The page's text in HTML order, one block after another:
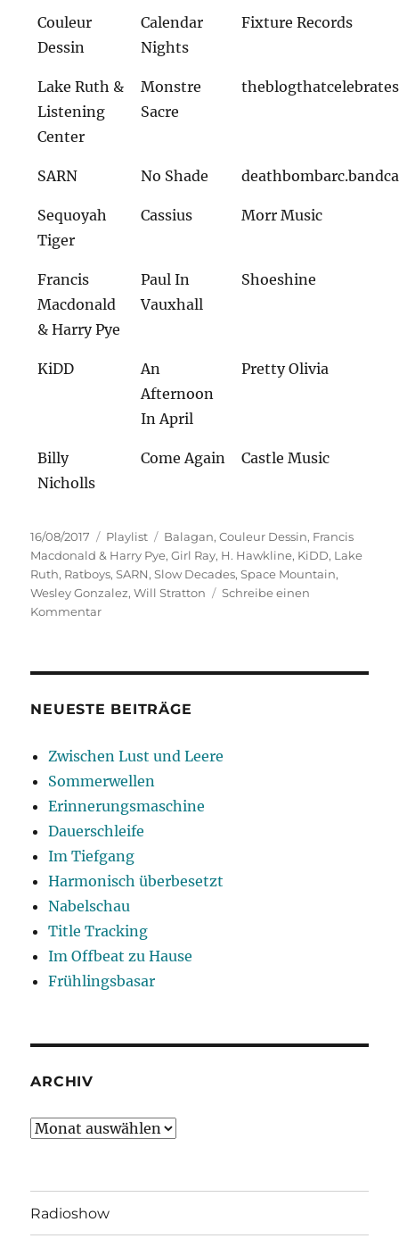
Couleur
Dessin
Calendar
Nights
Fixture Records
Lake Ruth &
Listening
Center
Monstre
Sacre
SARN No Shade
Sequoyah
Tiger
Cassius Morr Music
Francis
Macdonald
& Harry Pye
Paul In
Vauxhall
Shoeshine
KiDD
An
Afternoon
In April
Pretty Olivia
Billy
Nicholls
Come Again Castle Music
Veröffentlicht
am
16/08/2017 Kategorien
Playlist Schlagwörter
Balagan,Couleur Dessin, Francis
Macdonald & Harry Pye,Girl Ray, H. Hawkline, KiDD, Lake
Ruth, Ratboys,SARN,Slow Decades,Space Mountain,
Wesley Gonzalez,Will Stratton
Schreibe einen
Kommentarzu
NEUESTE BEITRÄGE
Zwischen Lust und Leere
Sommerwellen
Erinnerungsmaschine
Dauerschleife
Im Tiefgang
Harmonisch überbesetzt
Nabelschau
Title Tracking
Im Offbeat zu Hause
Frühlingsbasar
ARCHIV
Archiv
Radioshow